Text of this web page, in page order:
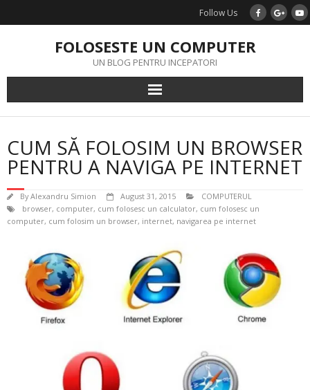
Follow Us
FOLOSESTE UN COMPUTER
UN BLOG PENTRU INCEPATORI
CUM SĂ FOLOSIM UN BROWSER
PENTRU A NAVIGA PE INTERNET
ByAlexandru Simion August 31, 2015
COMPUTERUL
browser, computer, cum folosesc un calculator, cum folosesc un
computer, cum folosim un browser, internet, navigarea pe internet